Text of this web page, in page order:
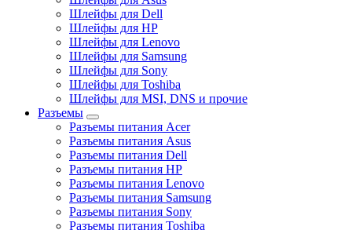
Шлейфы для Dell
Шлейфы для HP
Шлейфы для Lenovo
Шлейфы для Samsung
Шлейфы для Sony
Шлейфы для Toshiba
Шлейфы для MSI, DNS и прочие
Разъемы
Разъемы питания Acer
Разъемы питания Asus
Разъемы питания Dell
Разъемы питания HP
Разъемы питания Lenovo
Разъемы питания Samsung
Разъемы питания Sony
Разъемы питания Toshiba